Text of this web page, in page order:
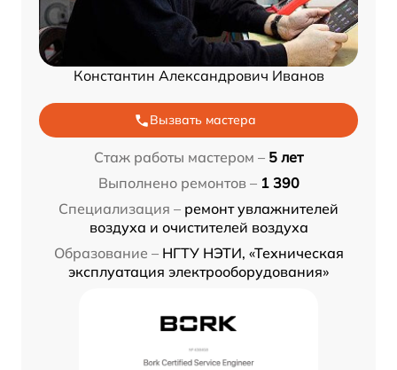
Константин Александрович Иванов
Вызвать мастера
Стаж работы мастером – 5 лет
Выполнено ремонтов – 1 390
Специализация – ремонт увлажнителей
воздуха и очистителей воздуха
Образование – НГТУ НЭТИ, «Техническая
эксплуатация электрооборудования»